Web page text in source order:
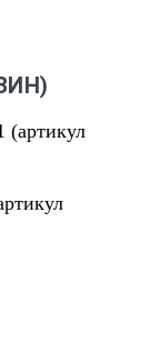
(артикул